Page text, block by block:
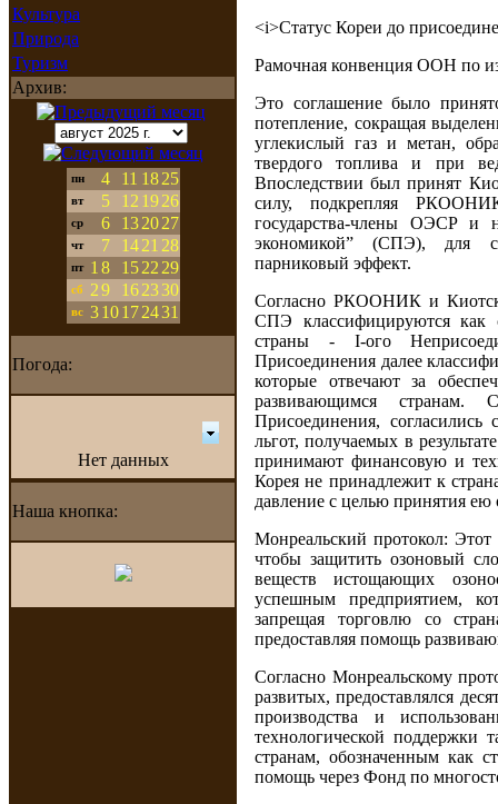
Культура
Природа
Туризм
Архив:
пн 4 11 18 25
вт 5 12 19 26
ср 6 13 20 27
чт 7 14 21 28
пт 1 8 15 22 29
сб 29 16 23 30
вс 3 10 17 2431
Погода:
Нет данных
Наша кнопка:
<i>Статус Кореи до
Рамочная конвенция ООН по
Это соглашение было
потепление, сокращая
углекислый газ и метан,
твердого топлива и при
Впоследствии был принят
силу, подкрепляя
государства-члены ОЭСР и
экономикой” (СПЭ), для
парниковый эффект.
Согласно РКООНИК и
СПЭ классифицируются как
страны - I-ого
Присоединения далее
которые отвечают за
развивающимся
Присоединения,
льгот, получаемых в
принимают финансовую и
Корея не принадлежит к
давление с целью принятия ею
Монреальский протокол:
чтобы защитить озоновый
веществ истощающих
успешным предприятием,
запрещая торговлю со
предоставляя помощь
Согласно Монреальскому
развитых, предоставлялся
производства и
технологической поддержки
странам, обозначенным как
помощь через Фонд по